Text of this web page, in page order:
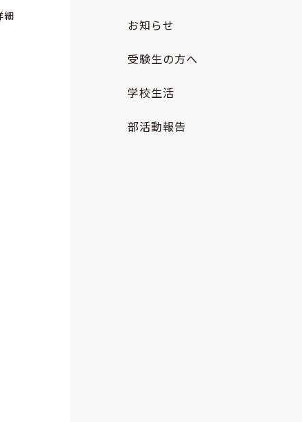
細
お知らせ
受験生の方へ
学校生活
部活動報告